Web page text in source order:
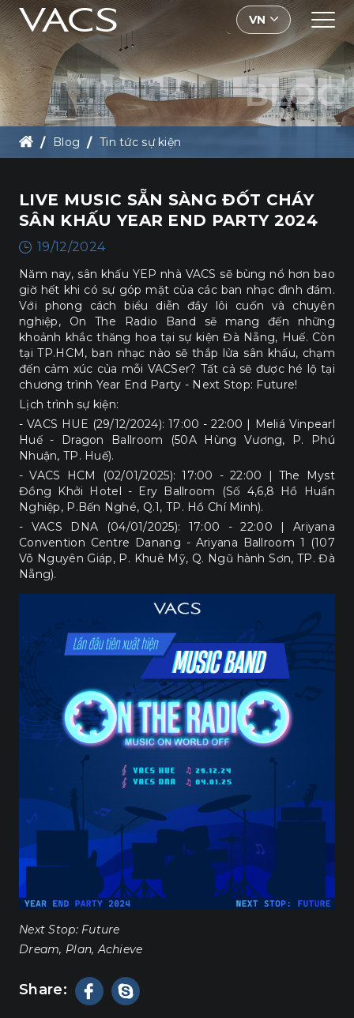
VN
BLOG
Blog Tin tức sự kiện
LIVE MUSIC SẴN SÀNG ĐỐT CHÁY
SÂN KHẤU YEAR END PARTY 2024
19/12/2024
Năm nay, sân khấu YEP nhà VACS sẽ bùng nổ hơn bao
giờ hết khi có sự góp mặt của các ban nhạc đình đám.
Với phong cách biểu diễn đầy lôi cuốn và chuyên
nghiệp, On The Radio Band sẽ mang đến những
khoảnh khắc thăng hoa tại sự kiện Đà Nẵng, Huế. Còn
tại TP.HCM, ban nhạc nào sẽ thắp lửa sân khấu, chạm
đến cảm xúc của mỗi VACSer? Tất cả sẽ được hé lộ tại
chương trình Year End Party - Next Stop: Future!
Lịch trình sự kiện:
- VACS HUE (29/12/2024): 17:00 - 22:00 | Meliá Vinpearl
Huế - Dragon Ballroom (50A Hùng Vương, P. Phú
Nhuận, TP. Huế).
- VACS HCM (02/01/2025): 17:00 - 22:00 | The Myst
Đồng Khởi Hotel - Ery Ballroom (Số 4,6,8 Hồ Huấn
Nghiệp, P.Bến Nghé, Q.1, TP. Hồ Chí Minh).
- VACS DNA (04/01/2025): 17:00 - 22:00 | Ariyana
Convention Centre Danang - Ariyana Ballroom 1 (107
Võ Nguyên Giáp, P. Khuê Mỹ, Q. Ngũ hành Sơn, TP. Đà
Nẵng).
Next Stop: Future
Dream, Plan, Achieve
Share: